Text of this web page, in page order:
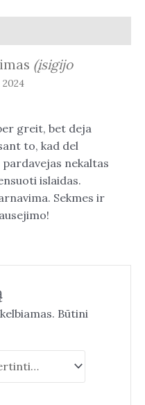
(įsigijo
greit, bet deja
to, kad del
nekaltas
islaidas.
Sekmes ir
Būtini